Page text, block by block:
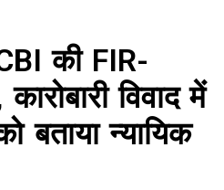
की FIR-
विवाद में
बताया न्यायिक